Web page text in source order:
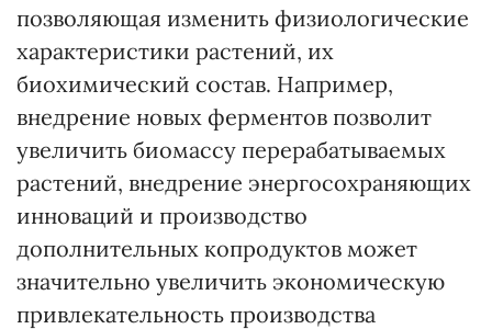
позволяющая изменить физиологические
характеристики растений, их
биохимический состав. Например,
внедрение новых ферментов позволит
увеличить биомассу перерабатываемых
растений, внедрение энергосохраняющих
инноваций и производство
дополнительных копродуктов может
значительно увеличить экономическую
привлекательность производства